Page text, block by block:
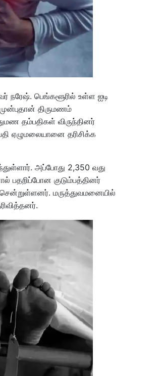
நரேஷ். பெங்களூரில் உள்ள ஐடி
திருமணம்
தம்பதிகள் விருந்தினர்
ஏழுமலையானை தரிசிக்க
அப்போது 2,350 வது
பதறிப்போன குடும்பத்தினர்
மருத்துவமனையில்